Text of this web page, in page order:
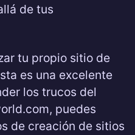
de tus
tu propio sitio de
es una excelente
los trucos del
puedes
de creación de sitios